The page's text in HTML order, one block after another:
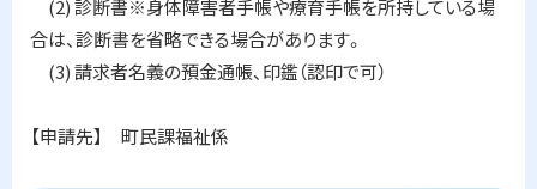
(2) 診断書※身体障害者手帳や療育手帳を所持している場
合は、診断書を省略できる場合があります。
(3) 請求者名義の預金通帳、印鑑（認印で可）
【申請先】 町民課福祉係